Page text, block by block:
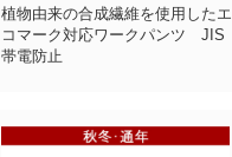
植物由来の合成繊維を使用したエ
コマーク対応ワークパンツ JIS
帯電防止